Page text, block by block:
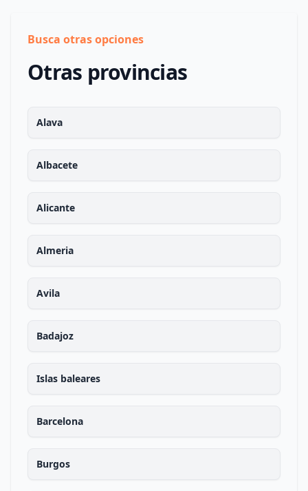
Busca otras opciones
Otras provincias
Alava
Albacete
Alicante
Almeria
Avila
Badajoz
Islas baleares
Barcelona
Burgos